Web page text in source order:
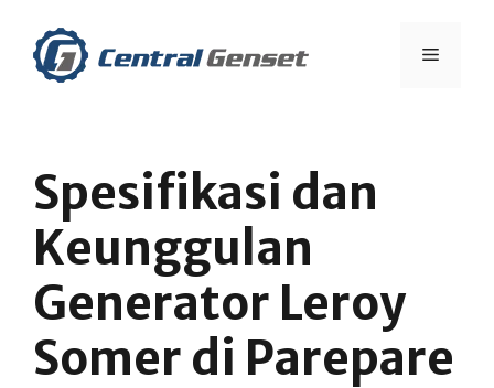
content
Menu
Spesifikasi dan
Keunggulan
Generator Leroy
Somer di Parepare